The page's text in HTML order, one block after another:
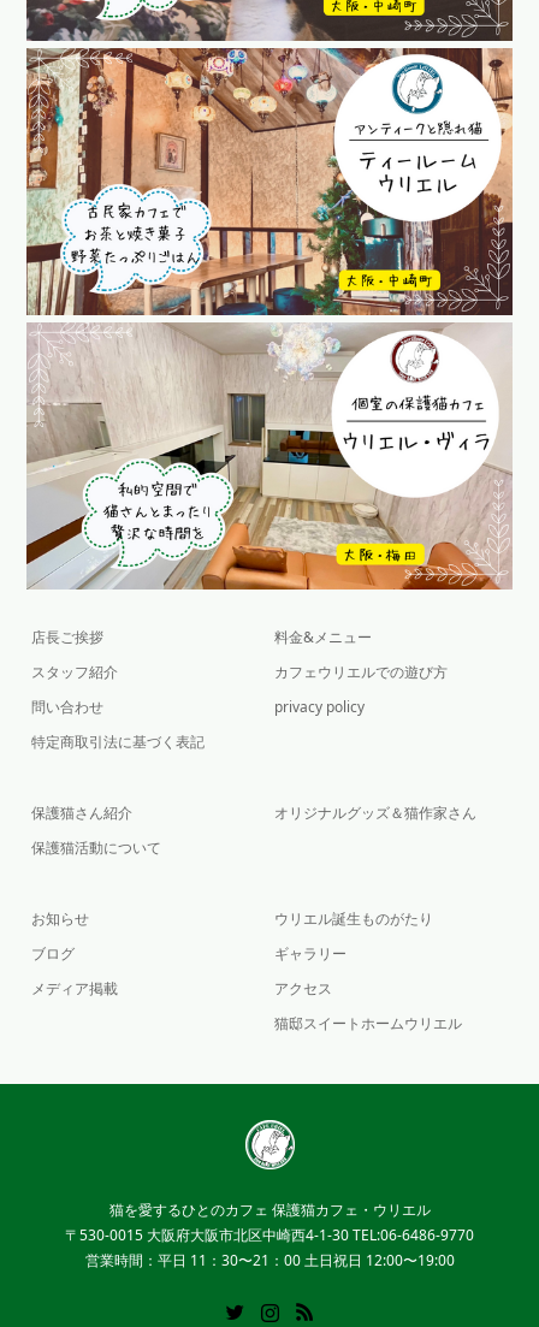
店長ご挨拶
スタッフ紹介
問い合わせ
特定商取引法に基づく表記
料金&メニュー
カフェウリエルでの遊び方
privacy policy
保護猫さん紹介
保護猫活動について
オリジナルグッズ＆猫作家さん
お知らせ
ブログ
メディア掲載
ウリエル誕生ものがたり
ギャラリー
アクセス
猫邸スイートホームウリエル
猫を愛するひとのカフェ 保護猫カフェ・ウリエル
〒530-0015 大阪府大阪市北区中崎西4-1-30 TEL:06-6486-9770
営業時間：平日 11：30〜21：00 土日祝日 12:00〜19:00